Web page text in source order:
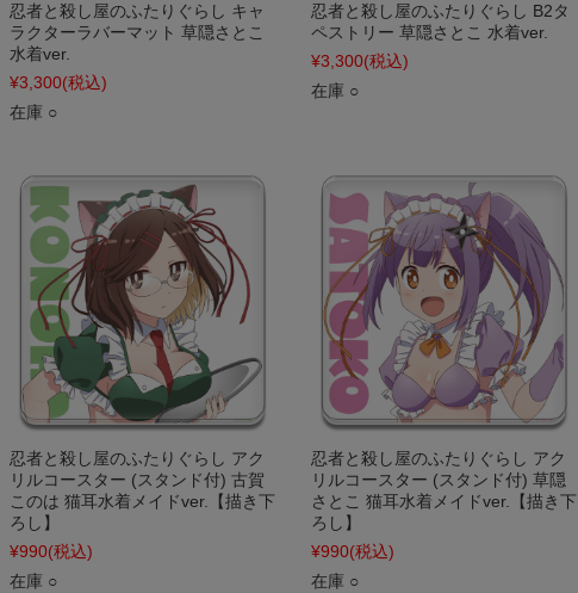
忍者と殺し屋のふたりぐらし キャ
ラクターラバーマット 草隠さとこ
水着ver.
¥3,300(税込)
在庫 ○
忍者と殺し屋のふたりぐらし B2タ
ペストリー 草隠さとこ 水着ver.
¥3,300(税込)
在庫 ○
忍者と殺し屋のふたりぐらし アク
リルコースター (スタンド付) 古賀
このは 猫耳水着メイドver.【描き下
ろし】
¥990(税込)
在庫 ○
忍者と殺し屋のふたりぐらし アク
リルコースター (スタンド付) 草隠
さとこ 猫耳水着メイドver.【描き下
ろし】
¥990(税込)
在庫 ○